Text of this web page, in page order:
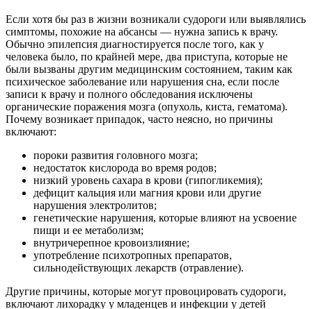
Если хотя бы раз в жизни возникали судороги или выявлялись
симптомы, похожие на абсансы — нужна запись к врачу.
Обычно эпилепсия диагностируется после того, как у
человека было, по крайней мере, два приступа, которые не
были вызваны другим медицинским состоянием, таким как
психическое заболевание или нарушения сна, если после
записи к врачу и полного обследования исключены
органические поражения мозга (опухоль, киста, гематома).
Почему возникает припадок, часто неясно, но причины
включают:
пороки развития головного мозга;
недостаток кислорода во время родов;
низкий уровень сахара в крови (гипогликемия);
дефицит кальция или магния крови или другие
нарушения электролитов;
генетические нарушения, которые влияют на усвоение
пищи и ее метаболизм;
внутричерепное кровоизлияние;
употребление психотропных препаратов,
сильнодействующих лекарств (отравление).
Другие причины, которые могут провоцировать судороги,
включают лихорадку у младенцев и инфекции у детей